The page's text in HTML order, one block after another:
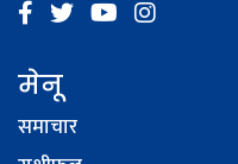
मेनू
समाचार